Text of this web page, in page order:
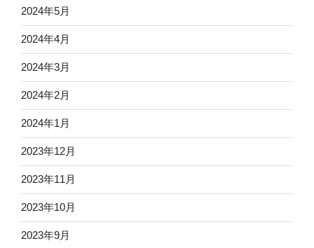
2024年5月
2024年4月
2024年3月
2024年2月
2024年1月
2023年12月
2023年11月
2023年10月
2023年9月